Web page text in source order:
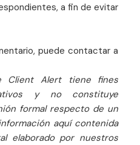
a fin de evitar
puede contactar a
Client Alert tiene fines
y no constituye
formal respecto de un
aquí contenida
elaborado por nuestros